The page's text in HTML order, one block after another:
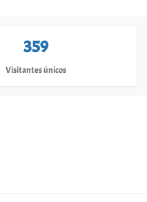
359
Visitantes únicos